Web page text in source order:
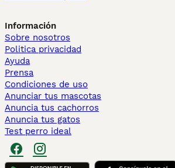
Información
Sobre nosotros
Politica privacidad
Ayuda
Prensa
Condiciones de uso
Anunciar tus mascotas
Anuncia tus cachorros
Anuncia tus gatos
Test perro ideal